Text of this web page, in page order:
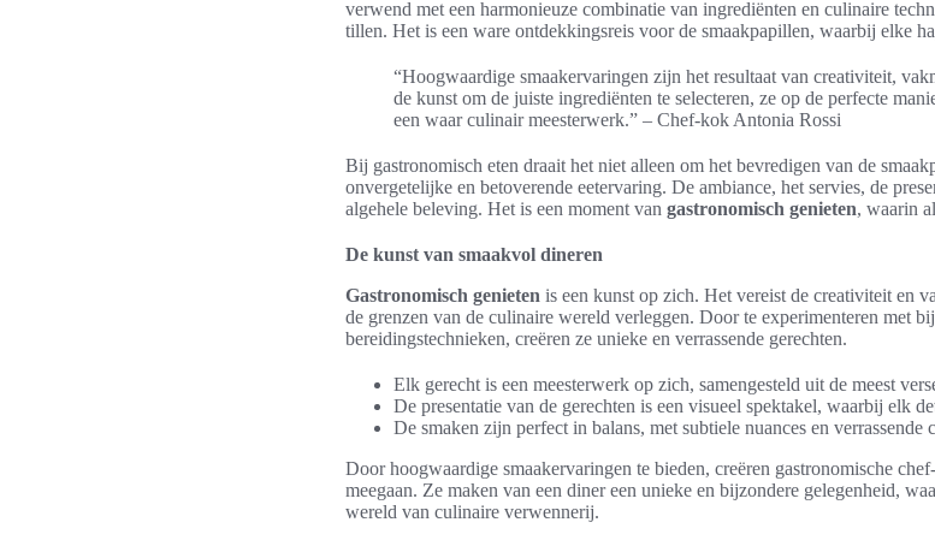
verwend met een harmonieuze combinatie van ingrediënten en culinaire
tillen. Het is een ware ontdekkingsreis voor de smaakpapillen, waarbij elke
“Hoogwaardige smaakervaringen zijn het resultaat van creativiteit,
de kunst om de juiste ingrediënten te selecteren, ze op de perfecte
een waar culinair meesterwerk.” – Chef-kok Antonia Rossi
Bij gastronomisch eten draait het niet alleen om het bevredigen van de
onvergetelijke en betoverende eetervaring. De ambiance, het servies, de
algehele beleving. Het is een moment van gastronomisch genieten, waarin
De kunst van smaakvol dineren
Gastronomisch genieten is een kunst op zich. Het vereist de creativiteit en
de grenzen van de culinaire wereld verleggen. Door te experimenteren met
bereidingstechnieken, creëren ze unieke en verrassende gerechten.
Elk gerecht is een meesterwerk op zich, samengesteld uit de meest
De presentatie van de gerechten is een visueel spektakel, waarbij elk
De smaken zijn perfect in balans, met subtiele nuances en verrassende
Door hoogwaardige smaakervaringen te bieden, creëren gastronomische
meegaan. Ze maken van een diner een unieke en bijzondere gelegenheid,
wereld van culinaire verwennerij.